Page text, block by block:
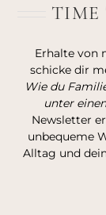
TIME
Erhalte von
schicke dir
Wie du
unter
Newsletter
unbequeme
Alltag und